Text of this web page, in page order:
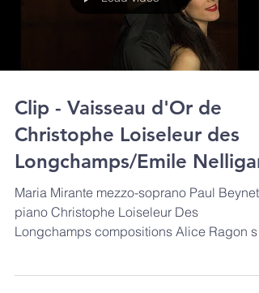
Load video
Clip - Vaisseau d'Or de
Christophe Loiseleur des
Longchamps/Emile Nelligan
Maria Mirante mezzo-soprano Paul Beynet
piano Christophe Loiseleur Des
Milaine Larroze Argüello...